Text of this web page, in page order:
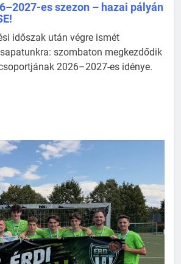
es szezon – hazai pályán
időszak után végre ismét
szombaton megkezdődik
2026–2027-es idénye.